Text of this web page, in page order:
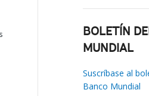
BOLETÍN
MUNDIAL
Suscríbase al
Banco Mundial